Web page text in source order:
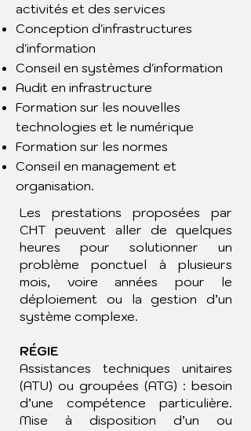
activités et des services
Conception d'infrastructures
d'information
Conseil en systèmes d'information
Audit en infrastructure
Formation sur les nouvelles
technologies et le numérique
Formation sur les normes
Conseil en management et
organisation.
​Les prestations proposées par
CHT peuvent aller de quelques
heures pour solutionner un
problème ponctuel à plusieurs
mois, voire années pour le
déploiement ou la gestion d’un
système complexe.
RÉGIE
Assistances techniques unitaires
(ATU) ou groupées (ATG) : besoin
d’une compétence particulière.
Mise à disposition d’un ou